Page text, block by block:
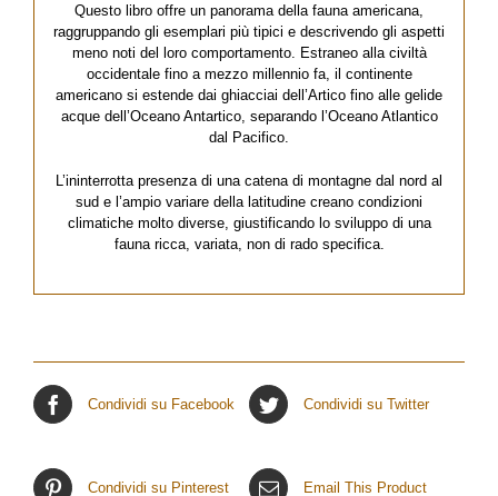
Questo libro offre un panorama della fauna americana,
raggruppando gli esemplari più tipici e descrivendo gli aspetti
meno noti del loro comportamento. Estraneo alla civiltà
occidentale fino a mezzo millennio fa, il continente
americano si estende dai ghiacciai dell’Artico fino alle gelide
acque dell’Oceano Antartico, separando l’Oceano Atlantico
dal Pacifico.
L’ininterrotta presenza di una catena di montagne dal nord al
sud e l’ampio variare della latitudine creano condizioni
climatiche molto diverse, giustificando lo sviluppo di una
fauna ricca, variata, non di rado specifica.
Condividi su Facebook Condividi su Twitter
Condividi su Pinterest Email This Product